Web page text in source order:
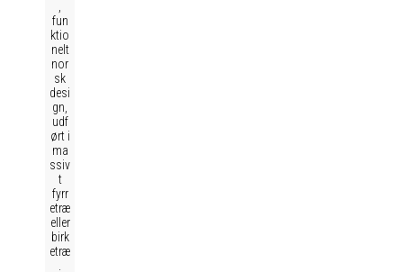
fun
ktio
nelt
nor
sk
desi
gn,
udf
ørt i
ma
ssiv
t
fyrr
etræ
eller
birk
etræ